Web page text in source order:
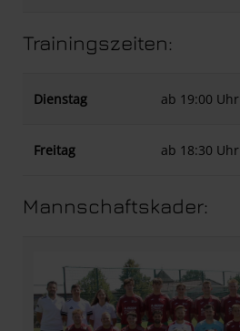
Trainingszeiten:
Dienstag ab 19:00 Uhr
Freitag ab 18:30 Uhr
Mannschaftskader: